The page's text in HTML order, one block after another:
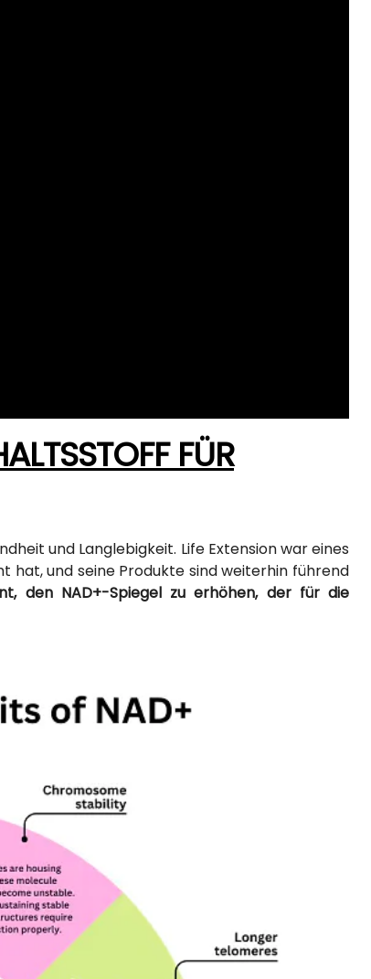
FÜR
und Langlebigkeit. Life Extension war eines
und seine Produkte sind weiterhin führend
den NAD+-Spiegel zu erhöhen, der für die